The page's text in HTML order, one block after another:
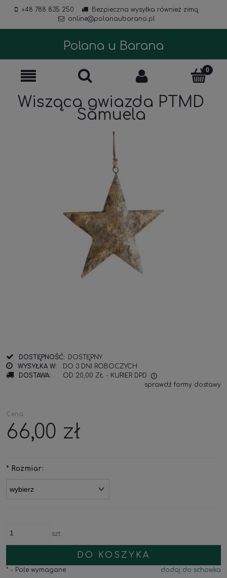
+48 788 835 250
Bezpieczna wysyłka również zimą
online@polanaubarana.pl
Polana u Barana
Wisząca gwiazda PTMD
Samuela
DOSTĘPNOŚĆ:
DOSTĘPNY
WYSYŁKA W:
DO 3 DNI ROBOCZYCH
DOSTAWA:
OD 20,00 ZŁ - KURIER DPD
sprawdź formy dostawy
Cena:
66,00 zł
* Rozmiar:
szt.
DO KOSZYKA
dodaj do schowka
* - Pole wymagane